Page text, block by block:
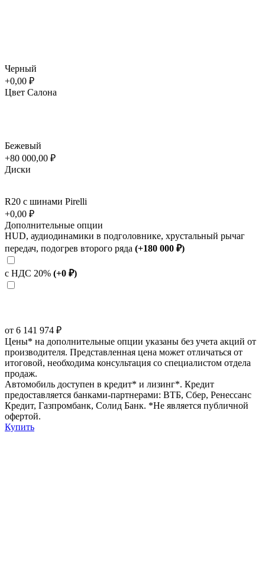
Черный
+0,00 ₽
Цвет Салона
Бежевый
+80 000,00 ₽
Диски
R20 с шинами Pirelli
+0,00 ₽
Дополнительные опции
HUD, аудиодинамики в подголовнике, хрустальный рычаг
передач, подогрев второго ряда (+180 000 ₽)
с НДС 20% (+0 ₽)
от 6 141 974 ₽
Цены* на дополнительные опции указаны без учета акций от
производителя. Представленная цена может отличаться от
итоговой, необходима консультация со специалистом отдела
продаж.
Автомобиль доступен в кредит* и лизинг*. Кредит
предоставляется банками-партнерами: ВТБ, Сбер, Ренесcанс
Кредит, Газпромбанк, Солид Банк. *Не является публичной
офертой.
Купить